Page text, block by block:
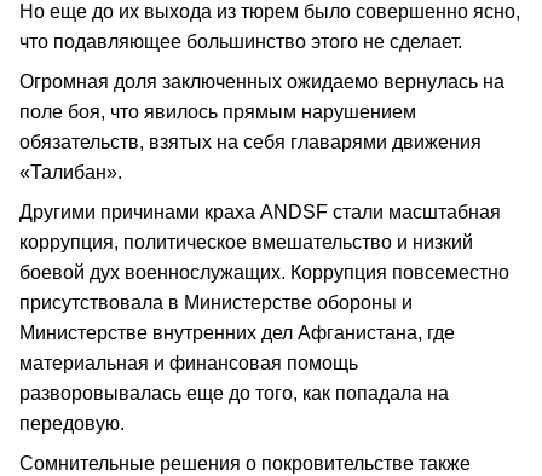
Но еще до их выхода из тюрем было совершенно ясно,
что подавляющее большинство этого не сделает.
Огромная доля заключенных ожидаемо вернулась на
поле боя, что явилось прямым нарушением
обязательств, взятых на себя главарями движения
«Талибан».
Другими причинами краха ANDSF стали масштабная
коррупция, политическое вмешательство и низкий
боевой дух военнослужащих. Коррупция повсеместно
присутствовала в Министерстве обороны и
Министерстве внутренних дел Афганистана, где
материальная и финансовая помощь
разворовывалась еще до того, как попадала на
передовую.
Сомнительные решения о покровительстве также